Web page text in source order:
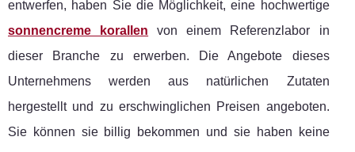
entwerfen, haben Sie die Möglichkeit, eine hochwertige
sonnencreme korallen von einem Referenzlabor in
dieser Branche zu erwerben. Die Angebote dieses
Unternehmens werden aus natürlichen Zutaten
hergestellt und zu erschwinglichen Preisen angeboten.
Sie können sie billig bekommen und sie haben keine